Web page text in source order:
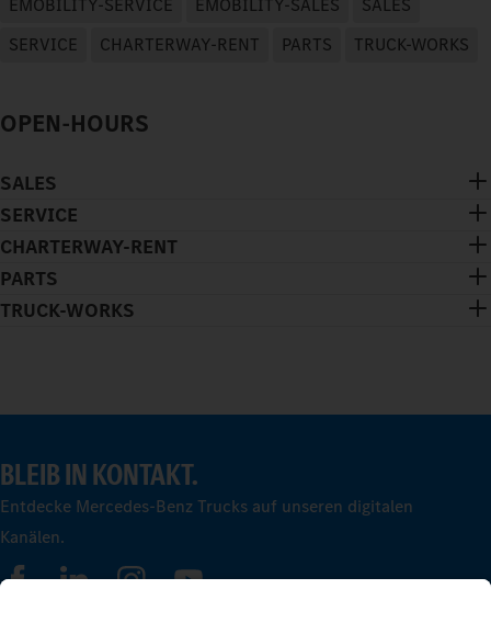
EMOBILITY-SERVICE EMOBILITY-SALES
SALES
SERVICE
CHARTERWAY-RENT PARTS TRUCK-WORKS
OPEN-HOURS
SALES
SERVICE
CHARTERWAY-RENT
PARTS
TRUCK-WORKS
BLEIB IN KONTAKT.
Entdecke Mercedes-Benz Trucks auf unseren digitalen
Kanälen.